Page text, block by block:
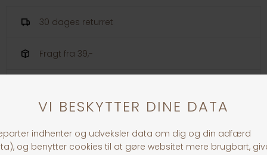
30 dages returret
Fragt fra 39,-
Andre købte også